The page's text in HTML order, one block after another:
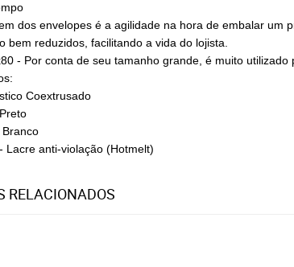
dos envelopes é a agilidade na hora de embalar um
bem reduzidos, facilitando a vida do lojista.
- Por conta de seu tamanho grande, é muito
Coextrusado
Lacre anti-violação (Hotmelt)
RELACIONADOS